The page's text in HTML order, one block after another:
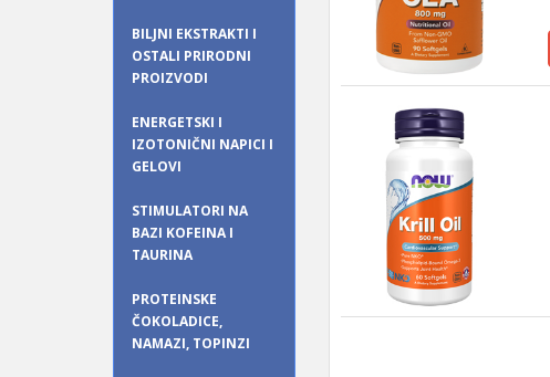
BILJNI EKSTRAKTI I
OSTALI PRIRODNI
PROIZVODI
ENERGETSKI I
IZOTONIČNI NAPICI I
GELOVI
STIMULATORI NA
BAZI KOFEINA I
TAURINA
PROTEINSKE
ČOKOLADICE,
NAMAZI, TOPINZI